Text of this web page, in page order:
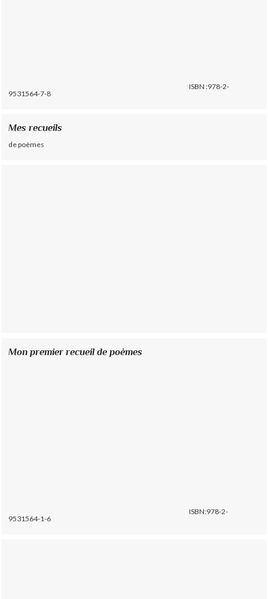
ISBN :978-2-
9531564-7-8
Mes recueils
de poèmes
Mon premier recueil de poèmes
ISBN:978-2-
9531564-1-6